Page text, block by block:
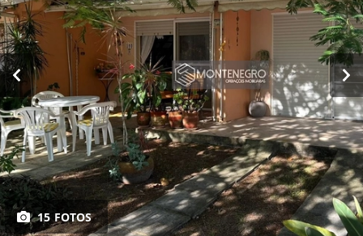
15 FOTOS